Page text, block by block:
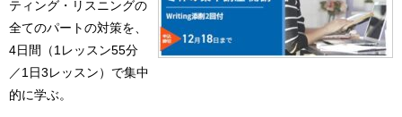
ティング・リスニングの
全てのパートの対策を、
4日間（1レッスン55分
／1日3レッスン）で集中
的に学ぶ。